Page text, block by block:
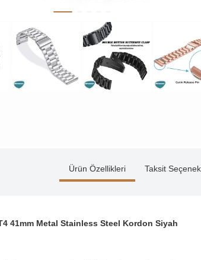
Ürün Özellikleri Taksit
41mm Metal Stainless Steel Kordon Siyah